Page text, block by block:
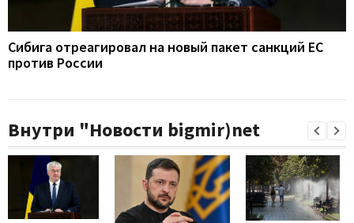
Сибига отреагировал на новый пакет санкций ЕС
против России
Внутри "Новости bigmir)net